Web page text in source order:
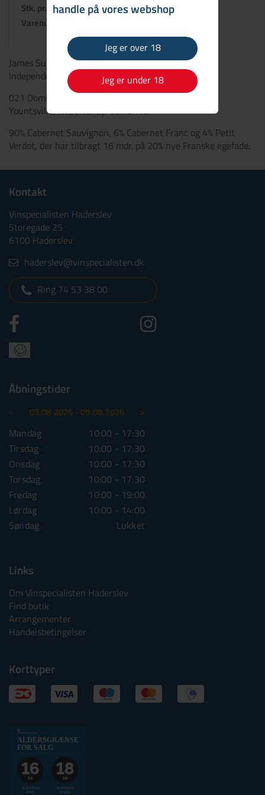
handle på vores webshop
Jeg er over 18
Jeg er under 18
Stk. pr. kasse:
6
Varenummer:
James Suckling 97 – Jeb Dunnuck 95 – The Wine
Independent 95 – Decanter 94
021 Dominus Napanook, Red Bordeaux blend from
Yountsville, Napa Valley, California.
90% Cabernet Sauvignon, 6% Cabernet Franc og 4% Petit
Verdot, der har tilbragt 16 mdr. på 20% nye Franske egefade.
Kontakt
Vinspecialisten Haderslev
Storegade 25
6100 Haderslev
haderslev@vinspecialisten.dk
Ring 74 53 38 00
Åbningstider
>
03.08.2026 - 09.08.2026
Mandag
10:00 - 17:30
Tirsdag
10:00 - 17:30
Onsdag
10:00 - 17:30
Torsdag
10:00 - 17:30
Fredag
10:00 - 19:00
Lørdag
10:00 - 14:00
Søndag
Lukket
Links
Om Vinspecialisten Haderslev
Find butik
Arrangementer
Handelsbetingelser
Korttyper
ALKOHOL
MAX
ALKOHOL
OVER
ALDERSGRÆNSE
FOR SALG